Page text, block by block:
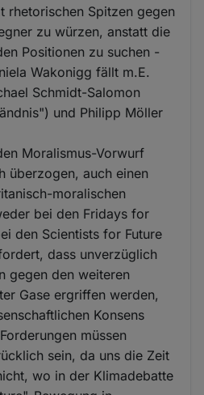
rhetorischen Spitzen gegen
zu würzen, anstatt die
Positionen zu suchen -
Wakonigg fällt m.E.
Schmidt-Salomon
und Philipp Möller
Moralismus-Vorwurf
überzogen, auch einen
moralischen
bei den Fridays for
den Scientists for Future
dass unverzüglich
gegen den weiteren
Gase ergriffen werden,
Konsens
müssen
sein, da uns die Zeit
wo in der Klimadebatte